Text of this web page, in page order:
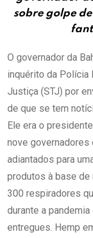
sobre golpe
O governador da
inquérito da Polícia
Justiça (STJ) por
de que se tem
Ele era o
nove governadores
adiantados para
produtos à base de
300 respiradores
durante a
entregues. Hemp